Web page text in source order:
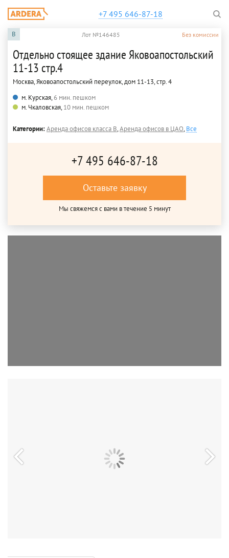
+7 495 646-87-18
B Лот №146485 Без комиссии
Отдельно стоящее здание Яковоапостольский
11-13 стр.4
Москва, Яковоапостольский переулок, дом 11-13, стр. 4
м. Курская,6 мин. пешком
м. Чкаловская,10 мин. пешком
Категории:Аренда офисов класса B,Аренда офисов в ЦАО,Все
+7 495 646-87-18
Оставьте заявку
Мы свяжемся с вами в течение 5 минут